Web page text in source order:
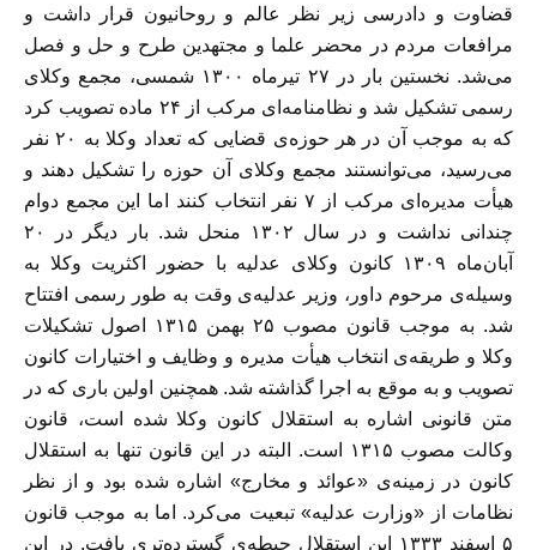
قضاوت و دادرسی زیر نظر عالم و روحانیون قرار داشت و
مرافعات مردم در محضر علما و مجتهدین طرح و حل و فصل
می‌شد. نخستین بار در ۲۷ تیرماه ۱۳۰۰ شمسی، مجمع وکلای
رسمی تشکیل شد و نظامنامه‌ای مرکب از ۲۴ ماده تصویب کرد
که به موجب آن در هر حوزه‌ی قضایی که تعداد وکلا به ۲۰ نفر
می‌رسید، می‌توانستند مجمع وکلای آن حوزه را تشکیل دهند و
هیأت مدیره‌ای مرکب از ۷ نفر انتخاب کنند اما این مجمع دوام
چندانی نداشت و در سال ۱۳۰۲ منحل شد. بار دیگر در ۲۰
آبان‌ماه ۱۳۰۹ کانون وکلای عدلیه با حضور اکثریت وکلا به
وسیله‌ی مرحوم داور، وزیر عدلیه‌ی وقت به طور رسمی افتتاح
شد. به موجب قانون مصوب ۲۵ بهمن ۱۳۱۵ اصول تشکیلات
وکلا و طریقه‌ی انتخاب هیأت مدیره و وظایف و اختیارات کانون
تصویب و به موقع به اجرا گذاشته شد. همچنین اولین باری که در
متن قانونی اشاره به استقلال کانون وکلا شده است، قانون
وکالت مصوب ۱۳۱۵ است. البته در این قانون تنها به استقلال
کانون در زمینه‌ی «عوائد و مخارج» اشاره شده بود و از نظر
نظامات از «وزارت عدلیه» تبعیت می‌کرد. اما به موجب قانون
۵ اسفند ۱۳۳۳ این استقلال حیطه‌ی گسترده‌تری یافت. در این